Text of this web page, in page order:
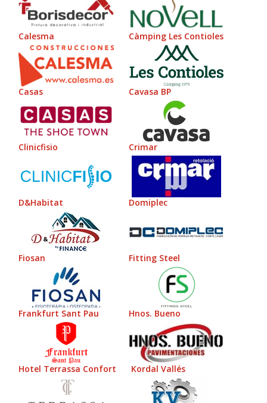
Calesma Càmping Les Contioles
Casas Cavasa BP
Clinicfisio Crimar
D&Habitat Domiplec
Fiosan Fitting Steel
Frankfurt Sant Pau Hnos. Bueno
Hotel Terrassa Confort Kordal Vallés